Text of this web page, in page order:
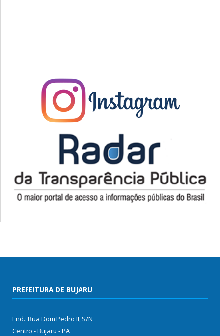
PREFEITURA DE BUJARU
End.: Rua Dom Pedro II, S/N
Centro - Bujaru - PA